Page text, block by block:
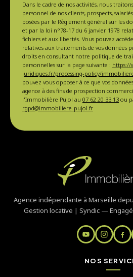
Dans le cadre de nos activités, nous
personnel de nos clients, prospects,
posées par le Règlement général sur les
et par la loi n°78-17 du 6 janvier 1978
fichiers et aux libertés. Vous pouvez
relatives aux traitements de vos données
droits en consultant notre politique de
personnelles sur la page suivante : https://
juridiques.fr/processing-policy/
pouvez vous opposer à ce que vos
agence à des fins de prospection
l'Immobilière Pujol au 07 62 20 33 13 ou
rgpd@immobiliere-pujol.fr
Agence indépendante à Marseille
Gestion locative | Syndic —
NOS